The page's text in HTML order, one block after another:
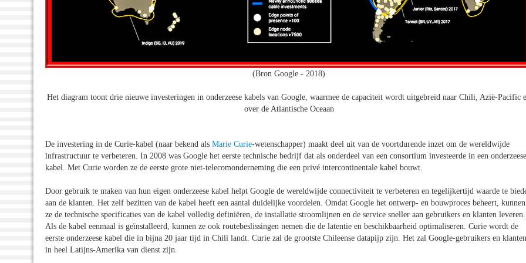
(Bron Google - 2018)
Het diagram toont drie nieuwe investeringen in onderzeese kabels van Google, waarmee de capaciteit wordt uitgebreid naar Chili, Azië-Pacific
over de Atlantische Oceaan
De investering in de Curie-kabel (naar bekend als Marie Curie-wetenschapper) maakt deel uit van de voortdurende inzet om de wereldwijde
infrastructuur te verbeteren. In 2008 was Google het eerste technische bedrijf dat als onderdeel van een consortium investeerde in een onderzeese
kabel. Met Curie worden ze de eerste grote niet-telecomonderneming die een privé intercontinentale kabel bouwt.
Door gebruik te maken van hun eigen onderzeese kabel helpt Google de wereldwijde connectiviteit te verbeteren en tegelijkertijd waarde te
aan de klanten. Het zelf bezitten van de kabel heeft een aantal duidelijke voordelen. Omdat Google het ontwerp- en bouwproces beheert, kunnen
ze de technische specificaties van de kabel volledig definiëren, de installatie stroomlijnen en de service sneller aan gebruikers en klanten leveren.
Als de kabel eenmaal is geïnstalleerd, kunnen ze ook routebeslissingen nemen die de latentie en beschikbaarheid optimaliseren. Curie wordt de
eerste onderzeese kabel die in bijna 20 jaar tijd in Chili landt. Curie zal de grootste Chileense datapijp zijn. Het zal Google-gebruikers en klanten
in heel Latijns-Amerika van dienst zijn.